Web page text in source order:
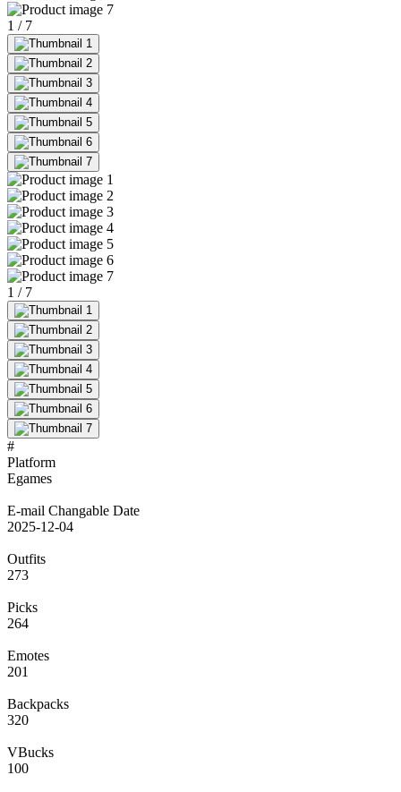
1 / 7
1 / 7
#
Platform
Egames
E-mail Changable Date
2025-12-04
Outfits
273
Picks
264
Emotes
201
Backpacks
320
VBucks
100